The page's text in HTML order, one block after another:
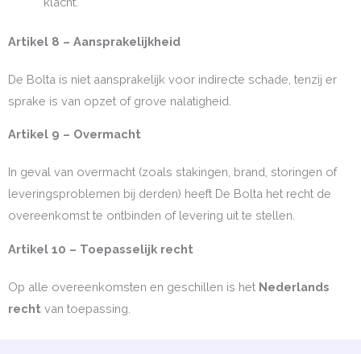
Artikel 8 – Aansprakelijkheid
De Bolta is niet aansprakelijk voor indirecte schade, tenzij er
sprake is van opzet of grove nalatigheid.
Artikel 9 – Overmacht
In geval van overmacht (zoals stakingen, brand, storingen of
leveringsproblemen bij derden) heeft De Bolta het recht de
overeenkomst te ontbinden of levering uit te stellen.
Artikel 10 – Toepasselijk recht
Op alle overeenkomsten en geschillen is het Nederlands
recht van toepassing.